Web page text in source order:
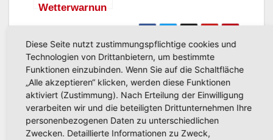
Wetterwarnun
Windböen
möglich –
Wetterlage am
Donnerstag
Beitragsnavigation
Blitzerstandorte im
Hochsauerlandkreis:
Diese Stellen werden
vom 22. bis 26. Juni
überwacht
DWD warnt in
Arnsberg vor
extremer Hitze
am Freitag und
Samstag
Diese Seite nutzt zustimmungspflichtige cookies und
Technologien von Drittanbietern, um bestimmte
Funktionen einzubinden. Wenn Sie auf die Schaltfläche
„Alle akzeptieren“ klicken, werden diese Funktionen
aktiviert (Zustimmung). Nach Erteilung der Einwilligung
verarbeiten wir und die beteiligten Drittunternehmen Ihre
personenbezogenen Daten zu unterschiedlichen
Zwecken. Detaillierte Informationen zu Zweck,